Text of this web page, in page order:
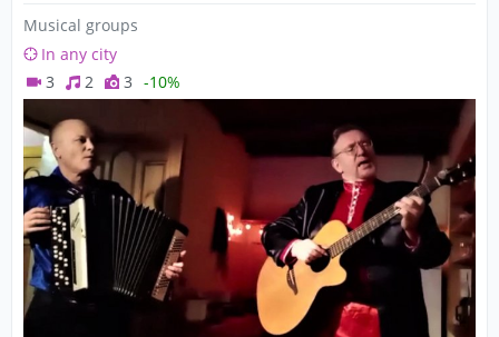
Musical groups
In any city
3
2 3 -10%